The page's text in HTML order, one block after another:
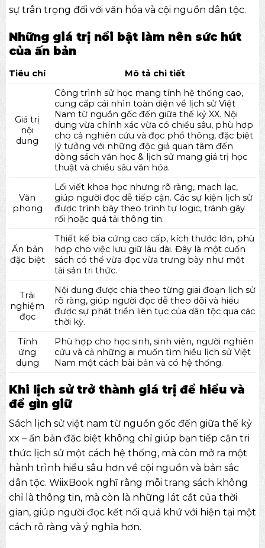
sự trân trọng đối với văn hóa và cội nguồn dân tộc.
Những giá trị nổi bật làm nên sức hút
của ấn bản
Tiêu chí Mô tả chi tiết
Giá trị
nội
dung
Công trình sử học mang tính hệ thống cao,
cung cấp cái nhìn toàn diện về lịch sử Việt
Nam từ nguồn gốc đến giữa thế kỷ XX. Nội
dung vừa chính xác vừa có chiều sâu, phù hợp
cho cả nghiên cứu và đọc phổ thông, đặc biệt
lý tưởng với những độc giả quan tâm đến
dòng sách văn học & lịch sửmang giá trị học
thuật và chiều sâu văn hóa.
Văn
phong
Lối viết khoa học nhưng rõ ràng, mạch lạc,
giúp người đọc dễ tiếp cận. Các sự kiện lịch sử
được trình bày theo trình tự logic, tránh gây
rối hoặc quá tải thông tin.
Ấn bản
đặc biệt
Thiết kế bìa cứng cao cấp, kích thước lớn, phù
hợp cho việc lưu giữ lâu dài. Đây là một cuốn
sách có thể vừa đọc vừa trưng bày như một
tài sản tri thức.
Trải
nghiệm
đọc
Nội dung được chia theo từng giai đoạn lịch sử
rõ ràng, giúp người đọc dễ theo dõi và hiểu
được sự phát triển liên tục của dân tộc qua các
thời kỳ.
Tính
ứng
dụng
Phù hợp cho học sinh, sinh viên, người nghiên
cứu và cả những ai muốn tìm hiểu lịch sử Việt
Nam một cách bài bản và có hệ thống.
Khi lịch sử trở thành giá trị để hiểu và
để gìn giữ
Sách lịch sử việt nam từ nguồn gốc đến giữa thế kỷ
xx – ấn bản đặc biệt không chỉ giúp bạn tiếp cận tri
thức lịch sử một cách hệ thống, mà còn mở ra một
hành trình hiểu sâu hơn về cội nguồn và bản sắc
dân tộc. WiixBooknghĩ rằng mỗi trang sách không
chỉ là thông tin, mà còn là những lát cắt của thời
gian, giúp người đọc kết nối quá khứ với hiện tại một
cách rõ ràng và ý nghĩa hơn.